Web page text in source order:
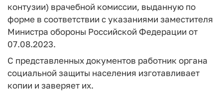
контузии) врачебной комиссии, выданную по
форме в соответствии с указаниями заместителя
Министра обороны Российской Федерации от
07.08.2023.
С представленных документов работник органа
социальной защиты населения изготавливает
копии и заверяет их.